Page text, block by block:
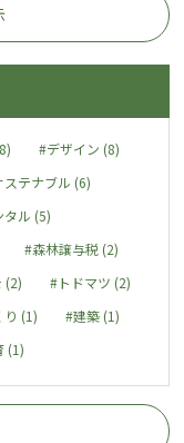
#デザイン (8)
ステナブル (6)
タル (5)
#森林譲与税 (2)
(2)
#トドマツ (2)
り (1)
#建築 (1)
(1)